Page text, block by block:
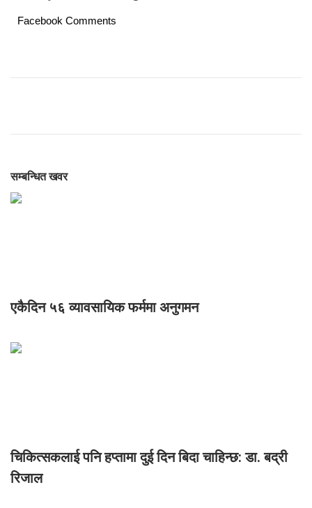
Facebook Comments
सम्बन्धित खवर
एकैदिन ५६ व्यावसायिक फर्ममा अनुगमन
चिकित्सकलाई पनि हप्तामा दुई दिन बिदा चाहिन्छ: डा. बद्री
रिजाल